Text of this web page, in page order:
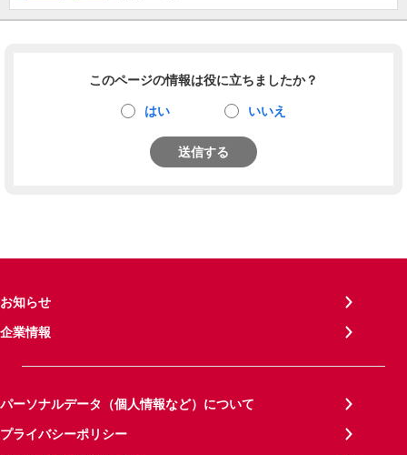
このページの情報は役に立ちましたか？
はい いいえ
送信する
お知らせ
企業情報
パーソナルデータ（個人情報など）について
プライバシーポリシー